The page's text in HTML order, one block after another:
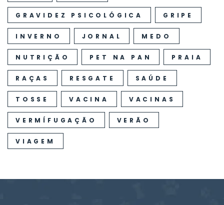
GRAVIDEZ PSICOLÓGICA GRIPE
INVERNO JORNAL MEDO
NUTRIÇÃO PET NA PAN PRAIA
RAÇAS RESGATE SAÚDE
TOSSE VACINA VACINAS
VERMÍFUGAÇÃO VERÃO
VIAGEM